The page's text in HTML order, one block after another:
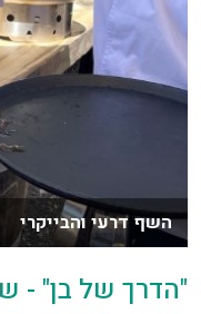
השף דרעי והבייקרי
"הדרך של בן" -